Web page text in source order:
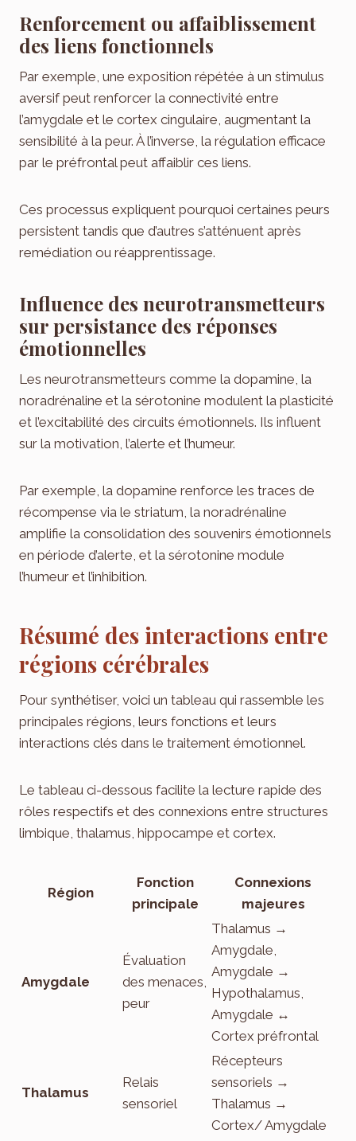
Renforcement ou affaiblissement
des liens fonctionnels
Par exemple, une exposition répétée à un stimulus
aversif peut renforcer la connectivité entre
l’amygdale et le cortex cingulaire, augmentant la
sensibilité à la peur. À l’inverse, la régulation efficace
par le préfrontal peut affaiblir ces liens.
Ces processus expliquent pourquoi certaines peurs
persistent tandis que d’autres s’atténuent après
remédiation ou réapprentissage.
Influence des neurotransmetteurs
sur persistance des réponses
émotionnelles
Les neurotransmetteurs comme la dopamine, la
noradrénaline et la sérotonine modulent la plasticité
et l’excitabilité des circuits émotionnels. Ils influent
sur la motivation, l’alerte et l’humeur.
Par exemple, la dopamine renforce les traces de
récompense via le striatum, la noradrénaline
amplifie la consolidation des souvenirs émotionnels
en période d’alerte, et la sérotonine module
l’humeur et l’inhibition.
Résumé des interactions entre
régions cérébrales
Pour synthétiser, voici un tableau qui rassemble les
principales régions, leurs fonctions et leurs
interactions clés dans le traitement émotionnel.
Le tableau ci-dessous facilite la lecture rapide des
rôles respectifs et des connexions entre structures
limbique, thalamus, hippocampe et cortex.
Région
Fonction
principale
Connexions
majeures
Amygdale
Évaluation
des menaces,
peur
Thalamus →
Amygdale,
Amygdale →
Hypothalamus,
Amygdale ↔
Cortex préfrontal
Thalamus
Relais
sensoriel
Récepteurs
sensoriels →
Thalamus →
Cortex/ Amygdale